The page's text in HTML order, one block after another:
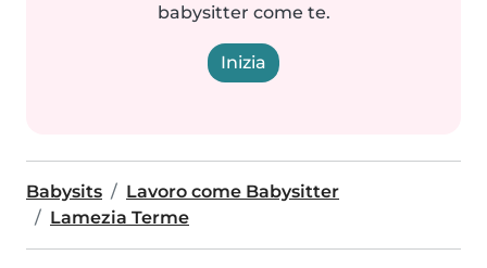
babysitter come te.
Inizia
Babysits
Lavoro come Babysitter
Lamezia Terme